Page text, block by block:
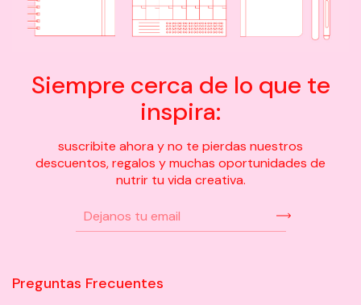
Siempre cerca de lo que te
inspira:
suscribite ahora y no te pierdas nuestros
descuentos, regalos y muchas oportunidades de
nutrir tu vida creativa.
Preguntas Frecuentes